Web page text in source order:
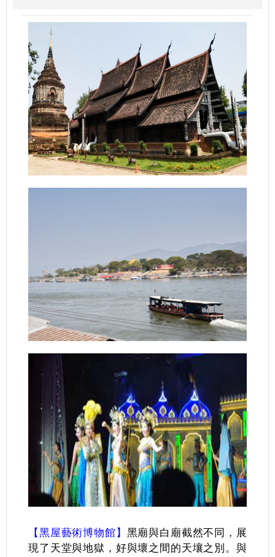
【黑屋藝術博物館】 黑廟與白廟截然不同，展
現了天堂與地獄，好與壞之間的天壤之別。與